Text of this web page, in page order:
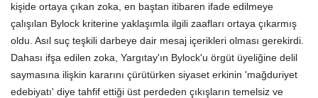
kişide ortaya çıkan zoka, en baştan itibaren ifade edilmeye
çalışılan Bylock kriterine yaklaşımla ilgili zaafları ortaya çıkarmış
oldu. Asıl suç teşkili darbeye dair mesaj içerikleri olması gerekirdi.
Dahası ifşa edilen zoka, Yargıtay'ın Bylock'u örgüt üyeliğine delil
saymasına ilişkin kararını çürütürken siyaset erkinin 'mağduriyet
edebiyatı' diye tahfif ettiği üst perdeden çıkışların temelsiz ve